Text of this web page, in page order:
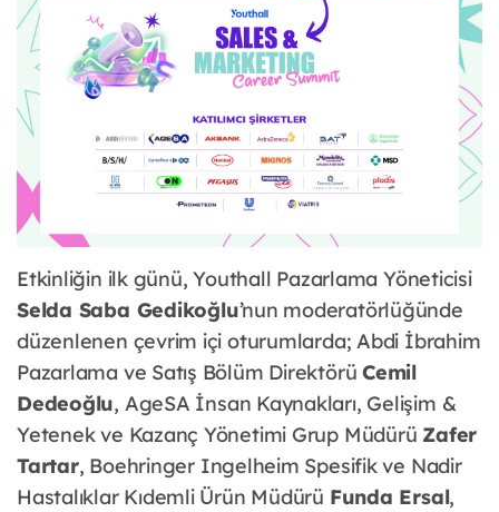
Etkinliğin ilk günü, Youthall Pazarlama Yöneticisi
Selda Saba Gedikoğlu’nun moderatörlüğünde
düzenlenen çevrim içi oturumlarda; Abdi İbrahim
Pazarlama ve Satış Bölüm DirektörüCemil
Dedeoğlu, AgeSA İnsan Kaynakları, Gelişim &
Yetenek ve Kazanç Yönetimi Grup Müdürü Zafer
Tartar, Boehringer Ingelheim Spesifik ve Nadir
Hastalıklar Kıdemli Ürün Müdürü Funda Ersal,